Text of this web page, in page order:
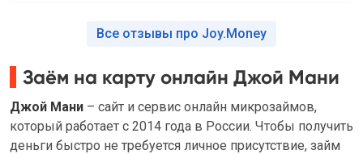
Все отзывы про Joy.Money
Заём на карту онлайн Джой Мани
Джой Мани – сайт и сервис онлайн микрозаймов,
который работает с 2014 года в России. Чтобы получить
деньги быстро не требуется личное присутствие, займ